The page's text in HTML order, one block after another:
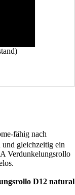
fähig nach
gleichzeitig ein
Verdunkelungsrollo
D12 natural